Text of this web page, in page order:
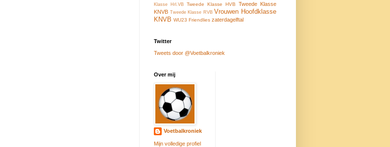
Klasse Hrl.VB Tweede Klasse HVB
Tweede Klasse
KNVB Tweede Klasse RVB Vrouwen Hoofdklasse
KNVB WU23 Friendlies zaterdagelftal
Twitter
Tweets door @Voetbalkroniek
Over mij
Voetbalkroniek
Mijn volledige profiel